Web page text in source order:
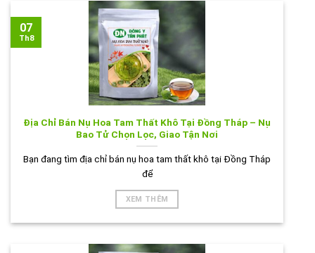
Địa Chỉ Bán Nụ Hoa Tam Thất Khô Tại Đồng Tháp – Nụ
Bao Tử Chọn Lọc, Giao Tận Nơi
Bạn đang tìm địa chỉ bán nụ hoa tam thất khô tại Đồng Tháp
để
XEM THÊM
07
Th8